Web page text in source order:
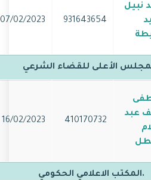
نبيل
931643654
07/02/2023
الأعلى للقضاء الشرعي
عبد
410170732
16/02/2023
.المكتب الاعلامي الحكومي